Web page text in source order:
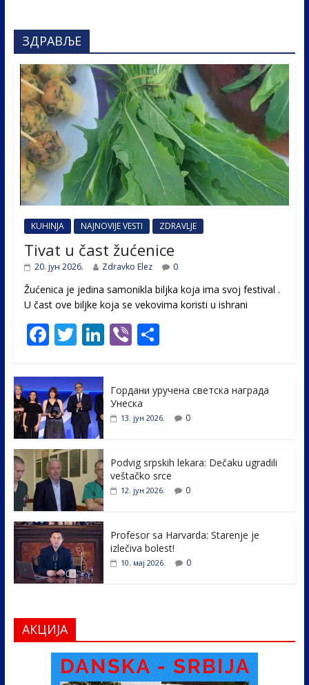
ЗДРАВЉЕ
KUHINJA NAJNOVIJE VESTI ZDRAVLJE
Tivat u čast žućenice
20. јун 2026. Zdravko Elez 0
Žućenica je jedina samonikla biljka koja ima svoj festival .
U čast ovе biljke koja se vekovima koristi u ishrani
F
e
b
o
o
k
T
itt
er
Li
e
dI
Vi S
e
Гордани уручена светска награда
Унеска
13. јун 2026. 0
Podvig srpskih lekara: Dečaku ugradili
veštačko srce
12. јун 2026. 0
Profesor sa Harvarda: Starenje je
izlečiva bolest!
10. мај 2026. 0
АКЦИЈА